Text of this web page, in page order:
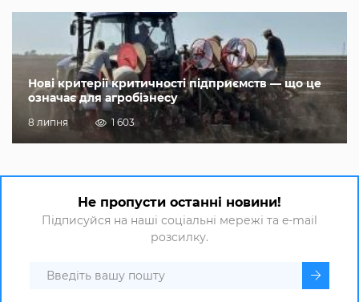
Нові критерії критичності підприємств — що це
означає для агробізнесу
8 липня 1 603
Не пропусти останні новини!
Підписуйся на наші соціальні мережі та e-mail
розсилку.